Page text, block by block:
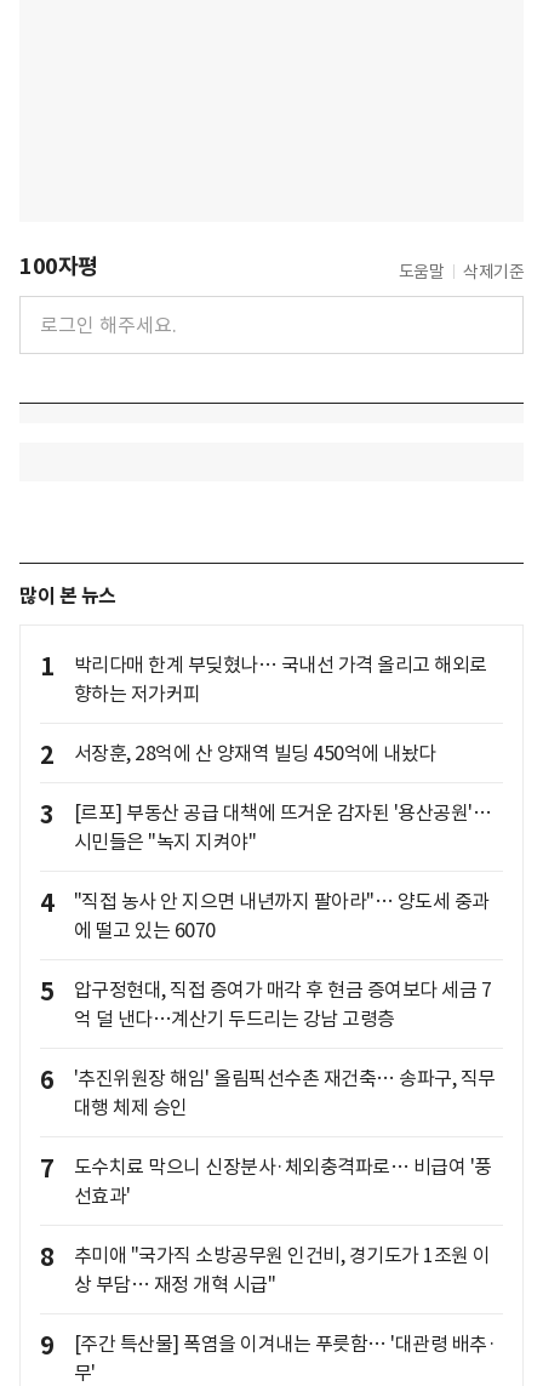
100자평 도움말 삭제기준
많이 본 뉴스
1
박리다매 한계 부딪혔나… 국내선 가격 올리고 해외로
향하는 저가커피
2 서장훈, 28억에 산 양재역 빌딩 450억에 내놨다
3
[르포] 부동산 공급 대책에 뜨거운 감자된 '용산공원'…
시민들은 "녹지 지켜야"
4
"직접 농사 안 지으면 내년까지 팔아라"… 양도세 중과
에 떨고 있는 6070
5
압구정현대, 직접 증여가 매각 후 현금 증여보다 세금 7
억 덜 낸다…계산기 두드리는 강남 고령층
6
'추진위원장 해임' 올림픽선수촌 재건축… 송파구, 직무
대행 체제 승인
7
도수치료 막으니 신장분사·체외충격파로… 비급여 '풍
선효과'
8
추미애 "국가직 소방공무원 인건비, 경기도가 1조원 이
상 부담… 재정 개혁 시급"
9
[주간 특산물] 폭염을 이겨내는 푸릇함… '대관령 배추·
무'